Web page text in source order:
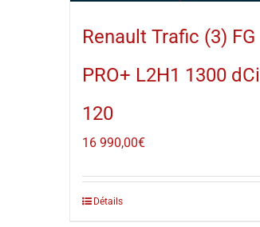
Renault Trafic (3) FG
PRO+ L2H1 1300 dCi
120
16 990,00€
Détails